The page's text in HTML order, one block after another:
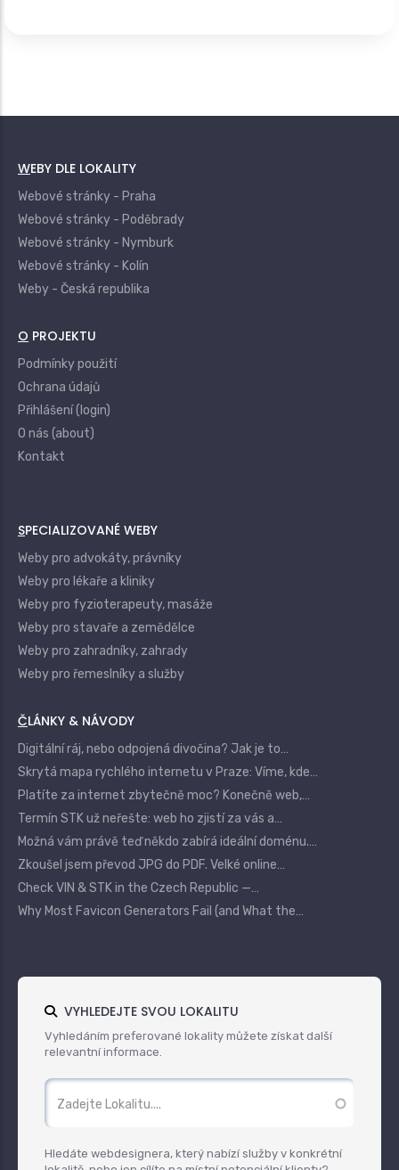
WEBY DLE LOKALITY
Webové stránky - Praha
Webové stránky - Poděbrady
Webové stránky - Nymburk
Webové stránky - Kolín
Weby - Česká republika
O PROJEKTU
Podmínky použití
Ochrana údajů
Přihlášení (login)
O nás (about)
Kontakt
SPECIALIZOVANÉ WEBY
Weby pro advokáty, právníky
Weby pro lékaře a kliniky
Weby pro fyzioterapeuty, masáže
Weby pro stavaře a zemědělce
Weby pro zahradníky, zahrady
Weby pro řemeslníky a služby
ČLÁNKY & NÁVODY
Digitální ráj, nebo odpojená divočina? Jak je to…
Skrytá mapa rychlého internetu v Praze: Víme, kde…
Platíte za internet zbytečně moc? Konečně web,…
Termín STK už neřešte: web ho zjistí za vás a…
Možná vám právě teď někdo zabírá ideální doménu.…
Zkoušel jsem převod JPG do PDF. Velké online…
Check VIN & STK in the Czech Republic —…
Why Most Favicon Generators Fail (and What the…
VYHLEDEJTE SVOU LOKALITU
Vyhledáním preferované lokality můžete získat další
relevantní informace.
Hledáte webdesignera, který nabízí služby v konkrétní